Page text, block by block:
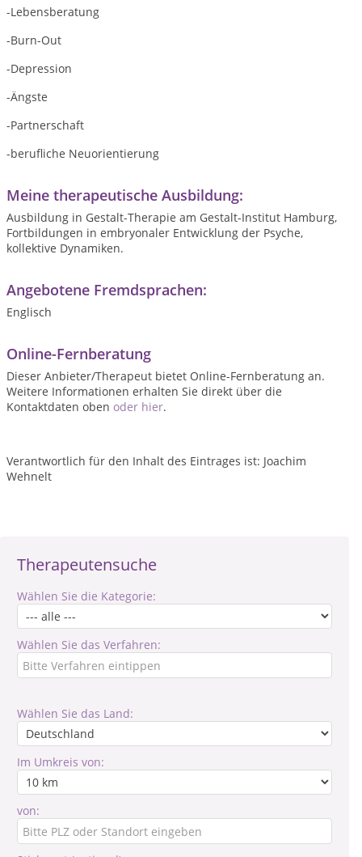
Therapeutensuche
Wählen Sie die Kategorie:
Wählen Sie das Verfahren:
Wählen Sie das Land:
Im Umkreis von:
von:
-Lebensberatung
-Burn-Out
-Depression
-Ängste
-Partnerschaft
-berufliche Neuorientierung
Meine therapeutische Ausbildung:
Ausbildung in Gestalt-Therapie am Gestalt-Institut Hamburg,
Fortbildungen in embryonaler Entwicklung der Psyche,
kollektive Dynamiken.
Angebotene Fremdsprachen:
Englisch
Online-Fernberatung
Dieser Anbieter/Therapeut bietet Online-Fernberatung an.
Weitere Informationen erhalten Sie direkt über die
Kontaktdaten oben oder hier.
Verantwortlich für den Inhalt des Eintrages ist: Joachim
Wehnelt